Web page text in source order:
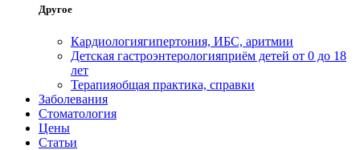
Другое
Кардиологиягипертония, ИБС, аритмии
Детская гастроэнтерологияприём детей от 0 до 18
лет
Терапияобщая практика, справки
Заболевания
Стоматология
Цены
Статьи